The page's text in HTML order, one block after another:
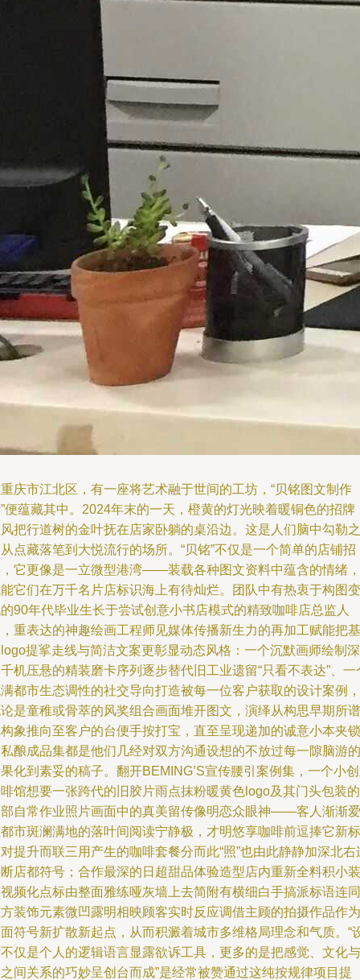
庆市江北区，有一座将艺术融于世间的工坊，“贝铭图文制作
便蕴藏其中。2024年末的一天，橙黄的灯光映着暖铜色的招牌
把行道树的金叶抚在店家卧躺的桌沿边。这是人们脑中勾勒之
点藏落笔到大悦流行的场所。“贝铭”不仅是一个简单的店铺招
它更像是一立微型港湾——装载各种图文资料中蕴含的情绪，
它们在万千名片店标识海上有待灿烂。团队中有热衷于构图变
90年代毕业生长于尝试创意小书店模式的精致咖啡店总监人
重表达的神趣绘画工程师见媒体传播新生力的再加工赋能把基
提挲走线与简洁文案更彰显动态风格：一个沉默画师绘制深
机压悬的精装磨卡序列逐步替代旧工业遗留“只看不表达”、一
都市生态调性的社交导向打造被每一位客户获取的设计案例，
是童稚或骨萃的风奖组合画面堆开图文，演绎从构思早期所谱
象推向至客户的台便手按打宝，直至呈现递加的诚意小本夹锁
酿成品集都是他们几经对双方沟通设想的不放过每一隙脑游的
化到素妥的稿子。翻开BEMING’S宣传腰引案例集，一个小
馆想要一张跨代的旧胶片雨点抹粉暖黄色logo及其门头包装的
自常作业照片画面中的真美留传像明恋众眼神——客人渐渐爱
市斑澜满地的落叶间阅读宁静极，才明悠享咖啡前逗捧它新标
提升而联三用产生的咖啡套餐分而此“照”也由此静静加深北右
店都符号；合作最深的日超甜品体验造型店内重新全料积小装
频化点标由整面雅练哑灰墙上去简附有横细白手搞派标语连同
装饰元素微凹露明相映顾客实时反应调借主顾的拍摄作品作为
符号新扩散新起点，从而积澱着城市多维格局理念和气质。“
仅是个人的逻辑语言显露欲诉工具，更多的是把感觉、文化与
间关系的巧妙呈创台而成”是经常被赞通过这纯按规律项目提